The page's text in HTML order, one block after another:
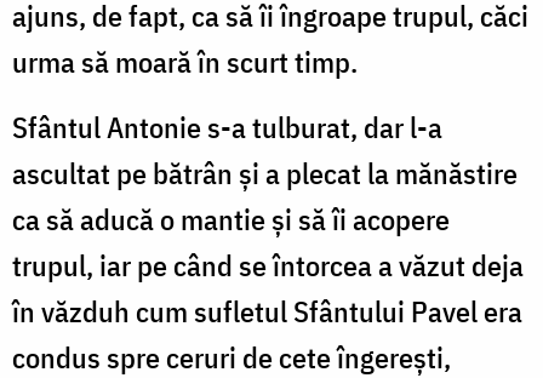
ajuns, de fapt, ca să îi îngroape trupul, căci
urma să moară în scurt timp.
Sfântul Antonie s-a tulburat, dar l-a
ascultat pe bătrân și a plecat la mănăstire
ca să aducă o mantie și să îi acopere
trupul, iar pe când se întorcea a văzut deja
în văzduh cum sufletul Sfântului Pavel era
condus spre ceruri de cete îngerești,